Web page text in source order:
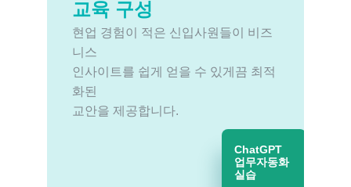
교육 구성
현업 경험이 적은 신입사원들이 비즈
니스
인사이트를 쉽게 얻을 수 있게끔 최적
화된
교안을 제공합니다.
ChatGPT
업무자동화
실습